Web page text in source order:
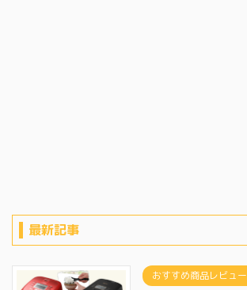
最新記事
おすすめ商品レビュー